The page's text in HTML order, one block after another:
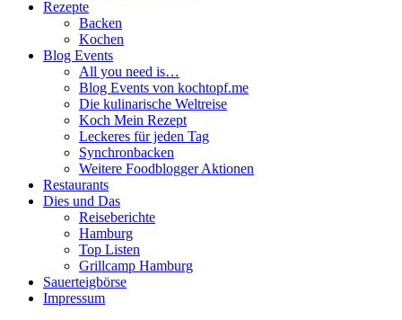
Rezepte
Backen
Kochen
Blog Events
All you need is…
Blog Events von kochtopf.me
Die kulinarische Weltreise
Koch Mein Rezept
Leckeres für jeden Tag
Synchronbacken
Weitere Foodblogger Aktionen
Restaurants
Dies und Das
Reiseberichte
Hamburg
Top Listen
Grillcamp Hamburg
Sauerteigbörse
Impressum